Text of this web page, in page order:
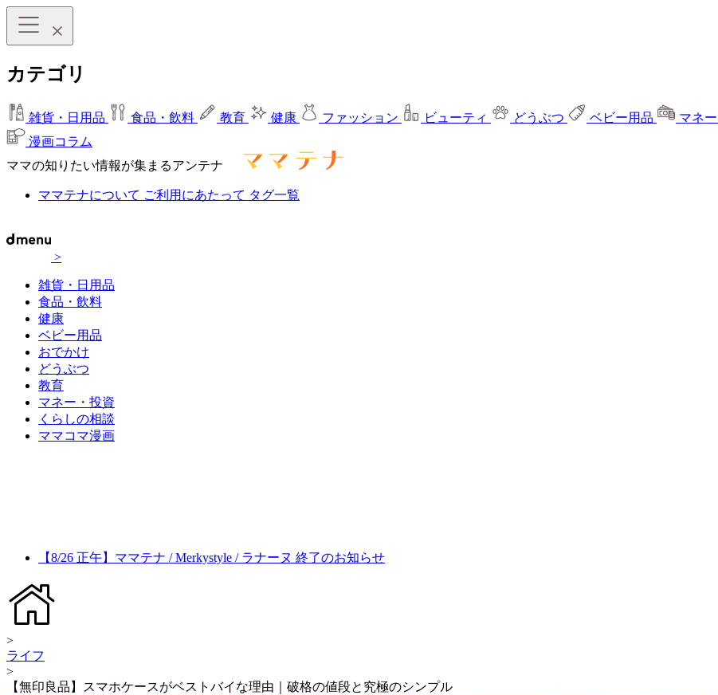
カテゴリ
雑貨・日用品 食品・飲料 教育 健康 ファッション ビューティ どうぶつ ベビー用品 マネ
漫画コラム
ママの知りたい情報が集まるアンテナ
ママテナについて ご利用にあたって タグ一覧
>
雑貨・日用品
食品・飲料
健康
ベビー用品
おでかけ
どうぶつ
教育
マネー・投資
くらしの相談
ママコマ漫画
【8/26 正午】ママテナ / Merkystyle / ラナーヌ 終了のお知らせ
>
ライフ
>
【無印良品】スマホケースがベストバイな理由｜破格の値段と究極のシンプル